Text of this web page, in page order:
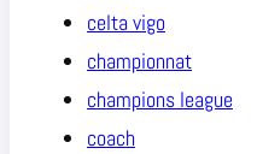
celta vigo
championnat
champions league
coach